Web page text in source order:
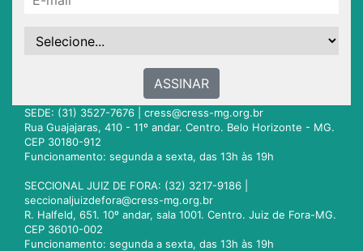
ASSINAR
SEDE: (31) 3527-7676 | cress@cress-mg.org.br
Rua Guajajaras, 410 - 11º andar. Centro. Belo Horizonte - MG.
CEP 30180-912
Funcionamento: segunda a sexta, das 13h às 19h
SECCIONAL JUIZ DE FORA: (32) 3217-9186 |
seccionaljuizdefora@cress-mg.org.br
R. Halfeld, 651. 10º andar, sala 1001. Centro. Juiz de Fora-MG.
CEP 36010-002
Funcionamento: segunda a sexta, das 13h às 19h